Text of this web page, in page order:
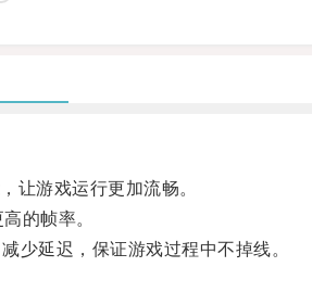
游戏运行更加流畅。
的帧率。
延迟，保证游戏过程中不掉线。